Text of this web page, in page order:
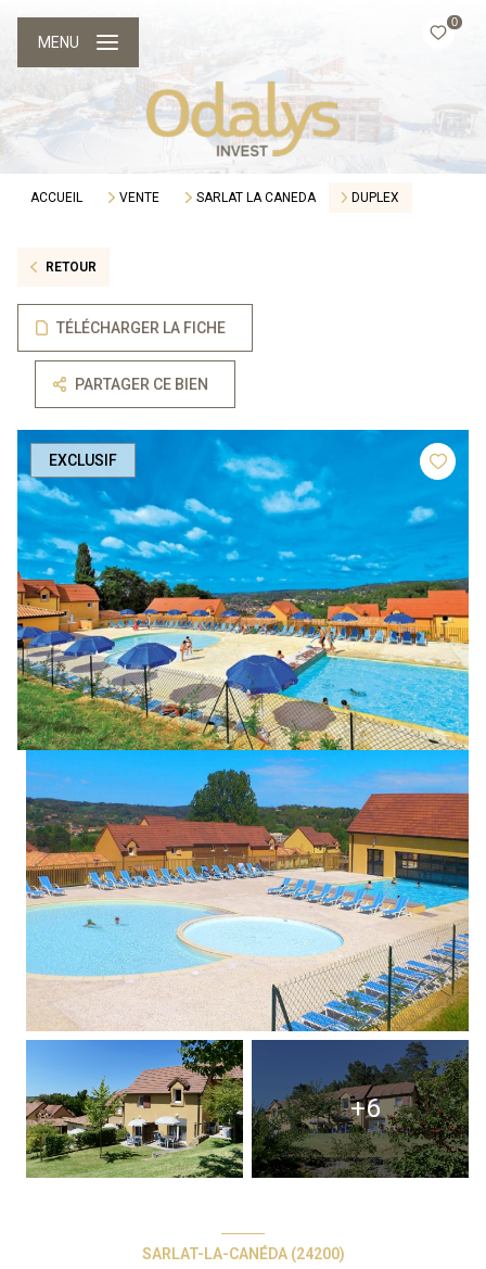
0
MENU
ACCUEIL VENTE SARLAT LA CANEDA DUPLEX
RETOUR
TÉLÉCHARGER LA FICHE
PARTAGER CE BIEN
EXCLUSIF
+6
SARLAT-LA-CANÉDA (24200)